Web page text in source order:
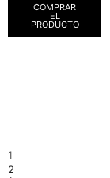
COMPRAR
EL
PRODUCTO
1
2